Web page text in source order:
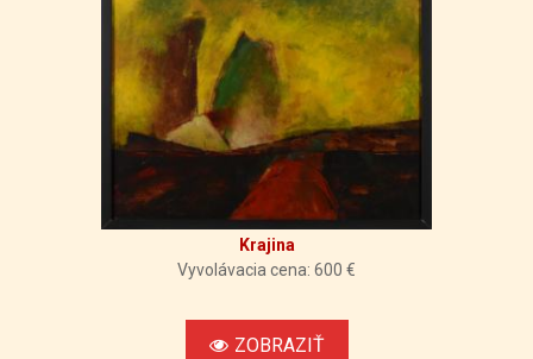
2026-
06-04
12:29:40
2 700 €
31348
2026-
06-04
12:28:32
2 600 €
Krajina
Vyvolávacia cena: 600 €
ZOBRAZIŤ